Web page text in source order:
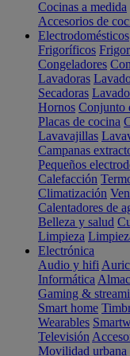
Cocinas a medida
Accesorios de
Electrodomésticos
Frigoríficos
Congeladores
Lavadoras
Secadoras
Hornos Conjunto
Placas de cocina
Lavavajillas
Campanas
Pequeños
Calefacción
Climatización
Calentadores de
Belleza y salud
Limpieza
Electrónica
Audio y hifi
Informática
Gaming &
Smart home
Wearables
Televisión
Movilidad urbana